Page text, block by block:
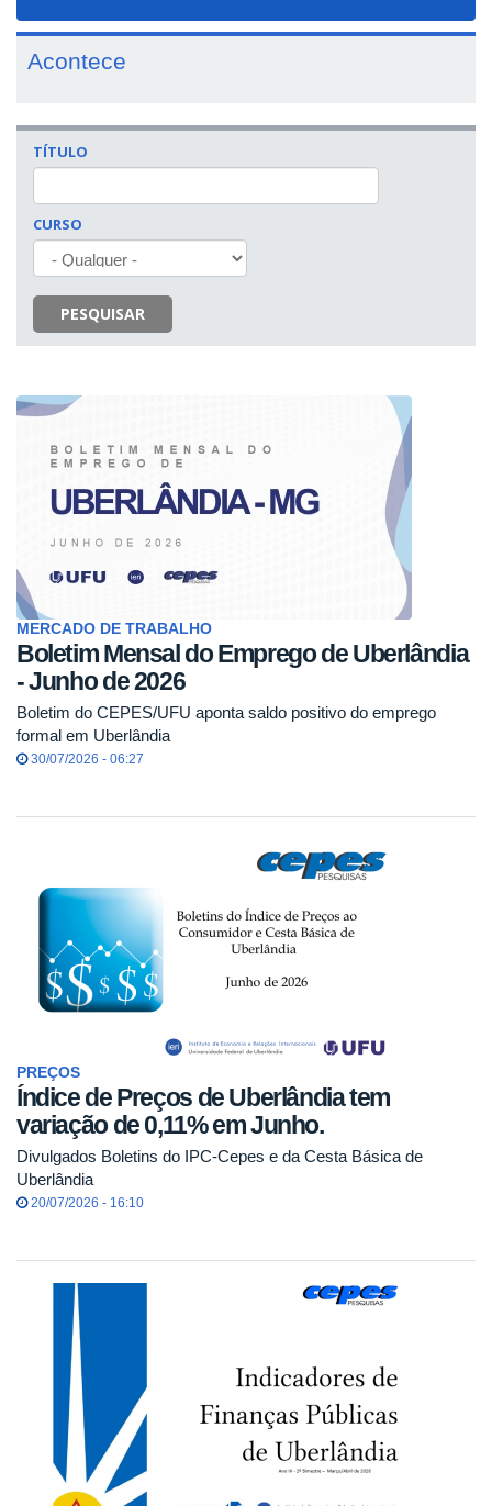
Acontece
TÍTULO
CURSO
PESQUISAR
MERCADO DE TRABALHO
Boletim Mensal do Emprego de Uberlândia
- Junho de 2026
Boletim do CEPES/UFU aponta saldo positivo do emprego
formal em Uberlândia
30/07/2026 - 06:27
PREÇOS
Índice de Preços de Uberlândia tem
variação de 0,11% em Junho.
Divulgados Boletins do IPC-Cepes e da Cesta Básica de
Uberlândia
20/07/2026 - 16:10